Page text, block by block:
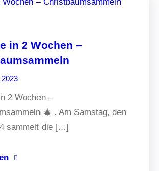
in 2 Wochen –
2 Wochen –
🎄 . Am Samstag, den
sammelt die […]